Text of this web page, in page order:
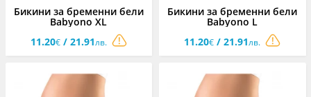
Бикини за бременни бели
Babyono XL
11.20€/ 21.91лв.
Бикини за бременни бели
Babyono L
11.20€ / 21.91лв.